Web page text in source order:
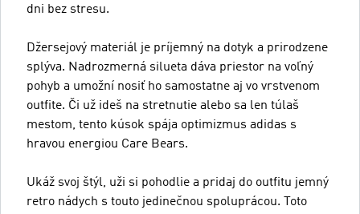
dni bez stresu.
Džersejový materiál je príjemný na dotyk a prirodzene
splýva. Nadrozmerná silueta dáva priestor na voľný
pohyb a umožní nosiť ho samostatne aj vo vrstvenom
outfite. Či už ideš na stretnutie alebo sa len túlaš
mestom, tento kúsok spája optimizmus adidas s
hravou energiou Care Bears.
Ukáž svoj štýl, uži si pohodlie a pridaj do outfitu jemný
retro nádych s touto jedinečnou spoluprácou. Toto